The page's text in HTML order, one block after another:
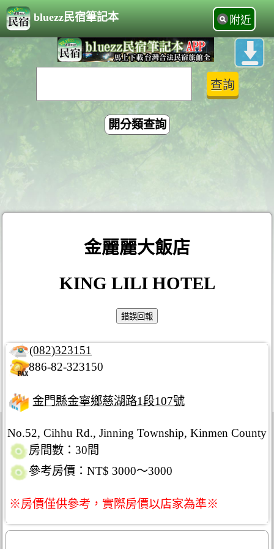
bluezz民宿筆記本 附近
開分類查詢
金麗麗大飯店
KING LILI HOTEL
(082)323151
886-82-323150
金門縣金寧鄉慈湖路1段107號
No.52, Cihhu Rd., Jinning Township, Kinmen County
房間數：30間
參考房價：NT$ 3000～3000
※房價僅供參考，實際房價以店家為準※